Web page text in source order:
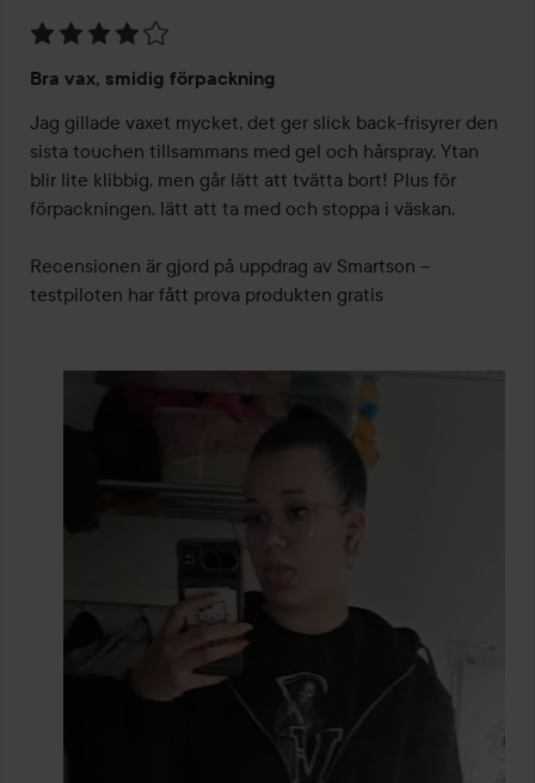
4
av
5
Bra vax, smidig förpackning
Jag gillade vaxet mycket, det ger slick back-frisyrer den
sista touchen tillsammans med gel och hårspray. Ytan
blir lite klibbig, men går lätt att tvätta bort! Plus för
förpackningen, lätt att ta med och stoppa i väskan.
Recensionen är gjord på uppdrag av Smartson –
testpiloten har fått prova produkten gratis